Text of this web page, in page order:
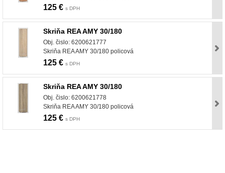
125 € s DPH
Skriňa REA AMY 30/180
Obj. čislo: 6200621777
Skriňa REA AMY 30/180 policová
125 € s DPH
Skriňa REA AMY 30/180
Obj. čislo: 6200621778
Skriňa REA AMY 30/180 policová
125 € s DPH